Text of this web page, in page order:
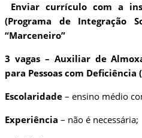
Enviar currículo com a
(Programa de Integração
“Marceneiro”
3 vagas – Auxiliar de
para Pessoas com Deficiência
Escolaridade – ensino médio
Experiência – não é necessária;